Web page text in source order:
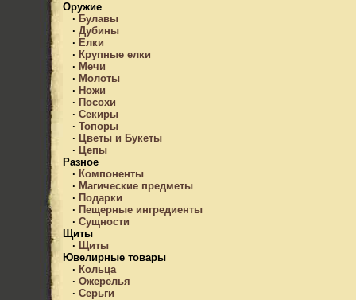
Оружие
· Булавы
· Дубины
· Елки
· Крупные елки
· Мечи
· Молоты
· Ножи
· Посохи
· Секиры
· Топоры
· Цветы и Букеты
· Цепы
Разное
· Компоненты
· Магические предметы
· Подарки
· Пещерные ингредиенты
· Сущности
Щиты
· Щиты
Ювелирные товары
· Кольца
· Ожерелья
· Серьги